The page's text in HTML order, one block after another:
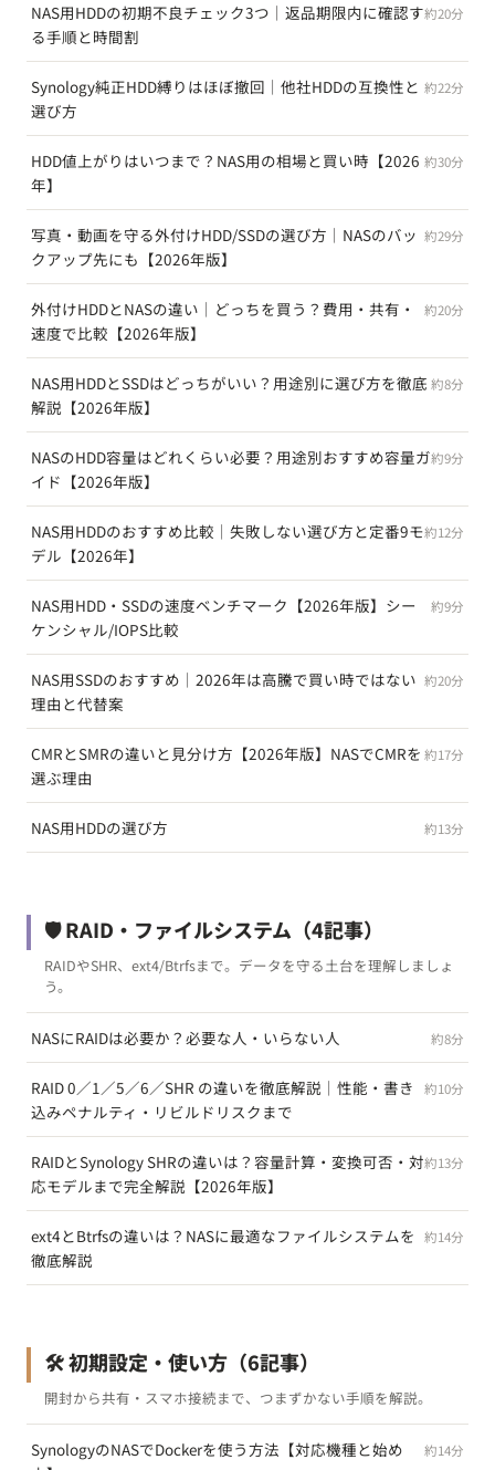
NAS用HDDの初期不良チェック3つ｜返品期限内に確認す
る手順と時間割
約20分
Synology純正HDD縛りはほぼ撤回｜他社HDDの互換性と
選び方
約22分
HDD値上がりはいつまで？NAS用の相場と買い時【2026
年】
約30分
写真・動画を守る外付けHDD/SSDの選び方｜NASのバッ
クアップ先にも【2026年版】
約29分
外付けHDDとNASの違い｜どっちを買う？費用・共有・
速度で比較【2026年版】
約20分
NAS用HDDとSSDはどっちがいい？用途別に選び方を徹底
解説【2026年版】
約8分
NASのHDD容量はどれくらい必要？用途別おすすめ容量ガ
イド【2026年版】
約9分
NAS用HDDのおすすめ比較｜失敗しない選び方と定番9モ
デル【2026年】
約12分
NAS用HDD・SSDの速度ベンチマーク【2026年版】シー
ケンシャル/IOPS比較
約9分
NAS用SSDのおすすめ｜2026年は高騰で買い時ではない
理由と代替案
約20分
CMRとSMRの違いと見分け方【2026年版】NASでCMRを
選ぶ理由
約17分
NAS用HDDの選び方 約13分
🛡️ RAID・ファイルシステム （4記事）
RAIDやSHR、ext4/Btrfsまで。データを守る土台を理解しましょ
う。
NASにRAIDは必要か？必要な人・いらない人 約8分
RAID 0／1／5／6／SHR の違いを徹底解説｜性能・書き
込みペナルティ・リビルドリスクまで
約10分
RAIDとSynology SHRの違いは？容量計算・変換可否・対
応モデルまで完全解説【2026年版】
約13分
ext4とBtrfsの違いは？NASに最適なファイルシステムを
徹底解説
約14分
🛠️ 初期設定・使い方 （6記事）
開封から共有・スマホ接続まで、つまずかない手順を解説。
SynologyのNASでDockerを使う方法【対応機種と始め
約14分